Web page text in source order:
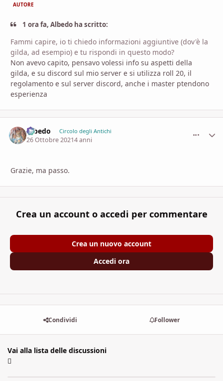
AUTORE
1 ora fa, Albedo ha scritto:
Fammi capire, io ti chiedo informazioni aggiuntive (dov'è la
gilda, ad esempio) e tu rispondi in questo modo?
Non avevo capito, pensavo volessi info su aspetti della
gilda, e su discord sul mio server e si utilizza roll 20, il
regolamento e sul server discord, anche i master ptendono
esperienza
Albedo Circolo degli Antichi
26 Ottobre 20214 anni
Grazie, ma passo.
Crea un account o accedi per commentare
Crea un nuovo account
Accedi ora
Condividi Follower
Vai alla lista delle discussioni